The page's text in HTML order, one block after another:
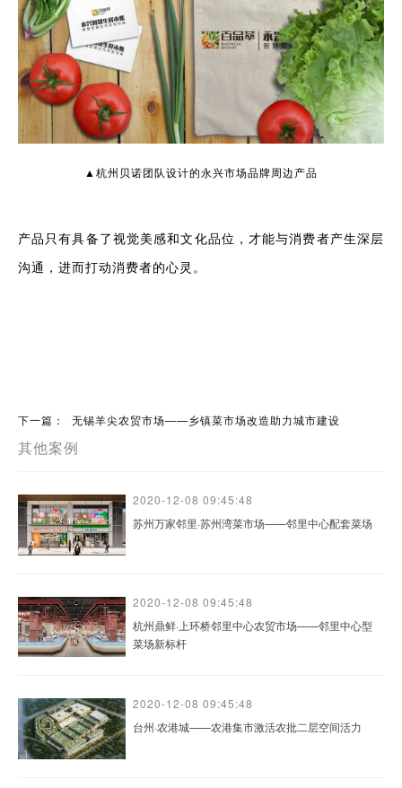
▲杭州贝诺团队设计的永兴市场品牌周边产品
产品只有具备了视觉美感和文化品位，才能与消费者产生深层
沟通，进而打动消费者的心灵。
下一篇： 无锡羊尖农贸市场——乡镇菜市场改造助力城市建设
其他案例
2020-12-08 09:45:48
苏州万家邻里·苏州湾菜市场——邻里中心配套菜场
2020-12-08 09:45:48
杭州鼎鲜·上环桥邻里中心农贸市场——邻里中心型
菜场新标杆
2020-12-08 09:45:48
台州·农港城——农港集市激活农批二层空间活力